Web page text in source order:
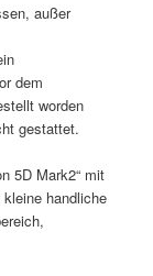
außer
dem
worden
gestattet.
5D Mark2“ mit
handliche